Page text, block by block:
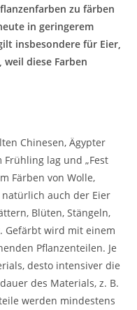
zu färben
in geringerem
insbesondere für Eier,
diese Farben
Chinesen, Ägypter
lag und „Fest
Färben von Wolle,
auch der Eier
Blüten, Stängeln,
Gefärbt wird mit einem
Pflanzenteilen. Je
desto intensiver die
des Materials, z. B.
werden mindestens